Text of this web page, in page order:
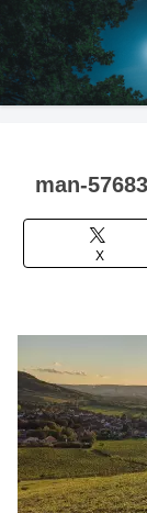
man-
X